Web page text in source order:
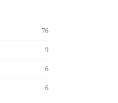
76
9
6
6